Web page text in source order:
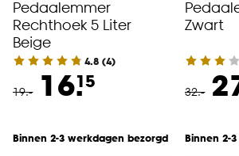
Pedaalemmer
Rechthoek 5 Liter
Beige
4.8 (4)
19.- 16.15
Binnen 2-3 werkdagen bezorgd
Zwart
32.-
Binnen 2-